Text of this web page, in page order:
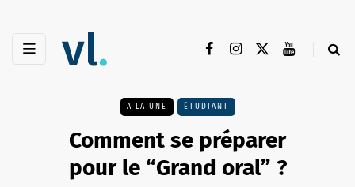
A LA UNE ÉTUDIANT
Comment se préparer
pour le “Grand oral” ?